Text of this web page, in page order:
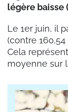
légère baisse
Le 1er juin, il
(contre
Cela
moyenne sur